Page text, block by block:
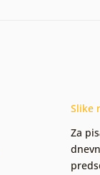
Slike
Za